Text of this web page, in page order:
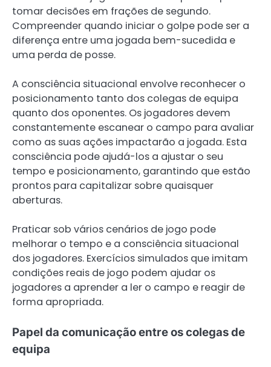
tomar decisões em frações de segundo.
Compreender quando iniciar o golpe pode ser a
diferença entre uma jogada bem-sucedida e
uma perda de posse.
A consciência situacional envolve reconhecer o
posicionamento tanto dos colegas de equipa
quanto dos oponentes. Os jogadores devem
constantemente escanear o campo para avaliar
como as suas ações impactarão a jogada. Esta
consciência pode ajudá-los a ajustar o seu
tempo e posicionamento, garantindo que estão
prontos para capitalizar sobre quaisquer
aberturas.
Praticar sob vários cenários de jogo pode
melhorar o tempo e a consciência situacional
dos jogadores. Exercícios simulados que imitam
condições reais de jogo podem ajudar os
jogadores a aprender a ler o campo e reagir de
forma apropriada.
Papel da comunicação entre os colegas de
equipa